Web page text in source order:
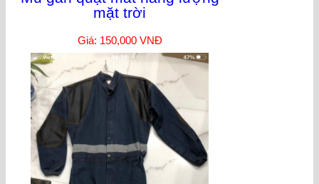
mặt trời
Giá: 150,000 VNĐ